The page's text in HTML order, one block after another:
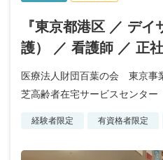
『東京都港区 ／ デ
護） ／ 看護師 ／ 正
医療法人財団百葉の会 東京事
芝高齢者在宅サービスセンター
経験者限定 有資格者限定